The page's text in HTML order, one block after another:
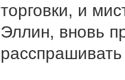
торговки, и
Эллин, вновь